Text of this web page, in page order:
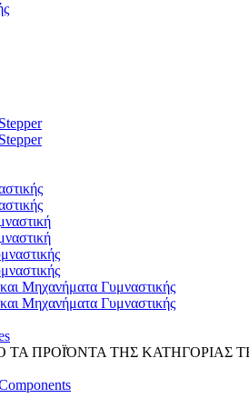
Μηχανήματα Γυμναστικής
Μηχανήματα Γυμναστικής
ΤΑ ΠΡΟΪΌΝΤΑ ΤΗΣ ΚΑΤΗΓΟΡΙΑΣ